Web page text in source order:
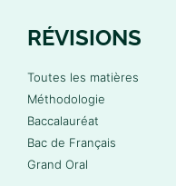
RÉVISIONS
Toutes les matières
Méthodologie
Baccalauréat
Bac de Français
Grand Oral